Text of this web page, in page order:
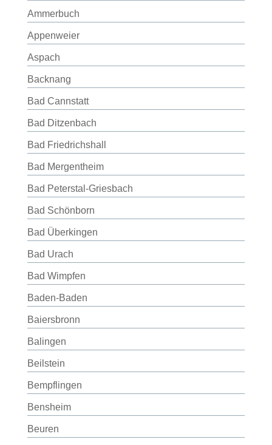
Ammerbuch
Appenweier
Aspach
Backnang
Bad Cannstatt
Bad Ditzenbach
Bad Friedrichshall
Bad Mergentheim
Bad Peterstal-Griesbach
Bad Schönborn
Bad Überkingen
Bad Urach
Bad Wimpfen
Baden-Baden
Baiersbronn
Balingen
Beilstein
Bempflingen
Bensheim
Beuren